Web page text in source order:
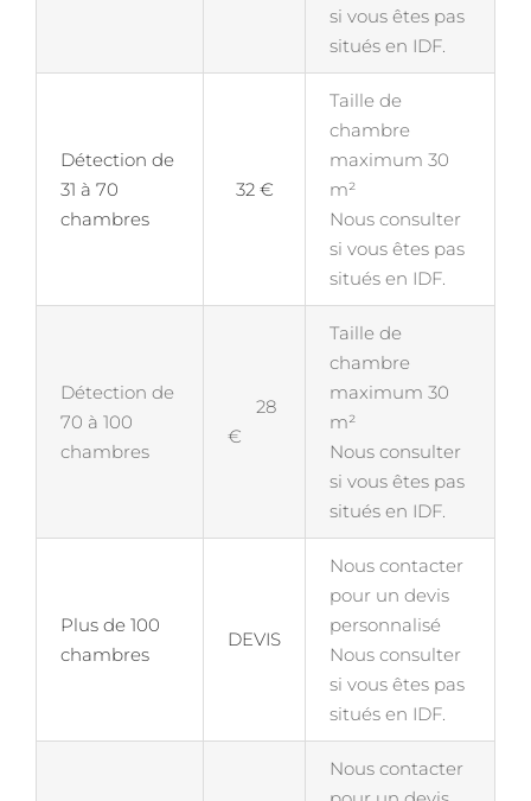
si vous êtes pas
situés en IDF.
Détection de
31 à 70
chambres
32 €
Taille de
chambre
maximum 30
m²
Nous consulter
si vous êtes pas
situés en IDF.
Détection de
70 à 100
chambres
28
€
Taille de
chambre
maximum 30
m²
Nous consulter
si vous êtes pas
situés en IDF.
Plus de 100
chambres
DEVIS
Nous contacter
pour un devis
personnalisé
Nous consulter
si vous êtes pas
situés en IDF.
Nous contacter